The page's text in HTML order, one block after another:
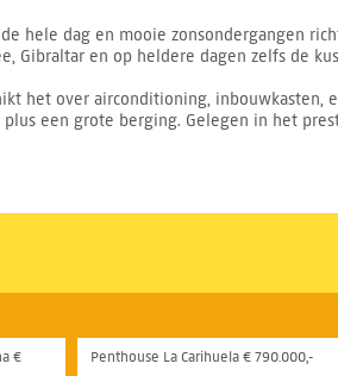
hele dag en mooie zonsondergangen
Gibraltar en op heldere dagen zelfs de
het over airconditioning, inbouwkasten,
een grote berging. Gelegen in het
€
Penthouse La Carihuela € 790.000,-